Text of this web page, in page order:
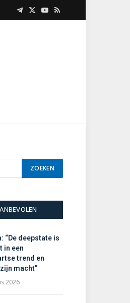
Telegram
X
YouTube
RSS
“De deepstate is
in een
trend en
macht”
2026